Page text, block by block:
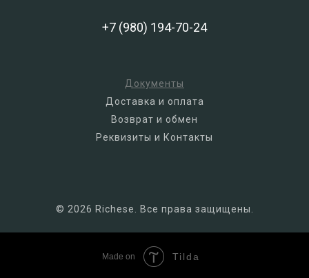
+7 (980) 194-70-24
Документы
Доставка и оплата
Возврат и обмен
Реквизиты и Контакты
© 2026 Richese. Все права защищены.
Made on Tilda